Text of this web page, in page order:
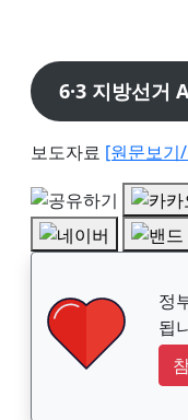
6·3 지방선거
보도자료 [원문보기
정
됩